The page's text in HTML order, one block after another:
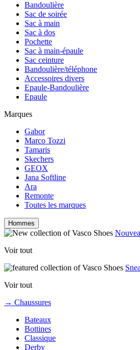
Bandoulière
Sac de soirée
Sac à main
Sac à dos
Pochette
Sac à main-épaule
Sac ceinture
Bandoulière/téléphone
Accessoires divers
Epaule-Bandoulière
Epaule
Marques
Gabor
Marco Tozzi
Tamaris
Skechers
GEOX
Jana Softline
Ara
Remonte
Toutes les marques
Hommes
Voir tout
Voir tout
→ Chaussures
Bateaux
Bottines
Classique
Derby